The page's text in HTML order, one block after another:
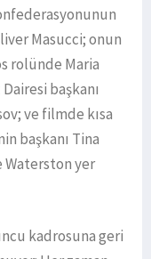
Masucci; onun
rolünde Maria
başkanı
ve filmde kısa
başkanı Tina
Waterston yer
kadrosuna geri